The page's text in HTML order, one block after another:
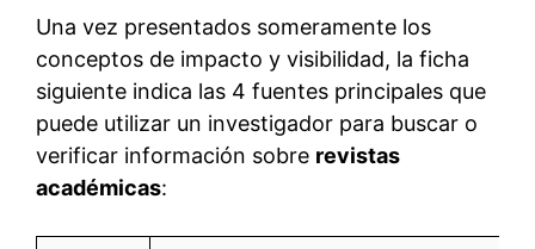
Una vez presentados someramente los
conceptos de impacto y visibilidad, la ficha
siguiente indica las 4 fuentes principales que
puede utilizar un investigador para buscar o
verificar información sobre revistas
académicas: